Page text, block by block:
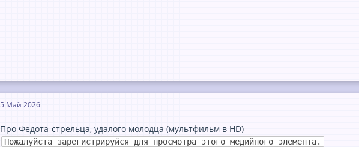
5 Май 2026
Про Федота-стрельца, удалого молодца (мультфильм в HD)
Пожалуйста зарегистрируйся для просмотра этого медийного элемента.